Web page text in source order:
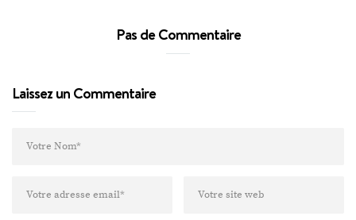
Pas de Commentaire
Laissez un Commentaire